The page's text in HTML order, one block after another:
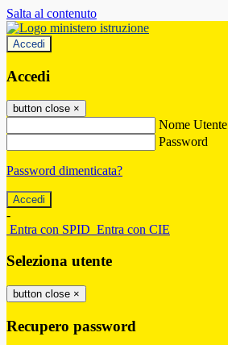
Salta al contenuto
Accedi
Accedi
button close ×
Nome Utente
Password
Password dimenticata?
-
Entra con SPID Entra con CIE
Seleziona utente
button close ×
Recupero password